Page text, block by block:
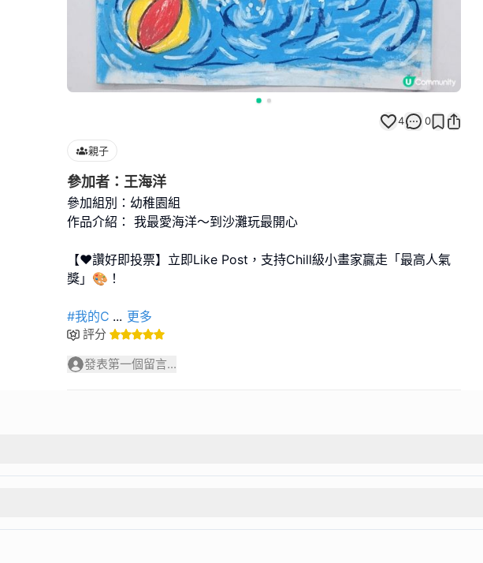
4 0
親子
參加者：王海洋
參加組別：幼稚園組
作品介紹： 我最愛海洋～到沙灘玩最開心
【❤️讚好即投票】立即Like Post，支持Chill級小畫家贏走「最高人氣
獎」🎨！
#我的C ... 更多
評分
發表第一個留言...